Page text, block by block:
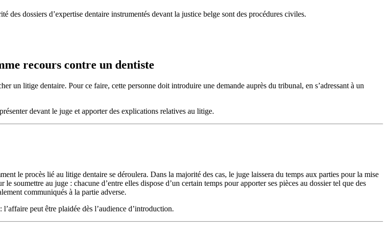
dossiers d’expertise dentaire instrumentés devant la justice belge sont des procédures civiles.
recours contre un dentiste
un litige dentaire. Pour ce faire, cette personne doit introduire une demande auprès du tribunal, en s’adressant à un
devant le juge et apporter des explications relatives au litige.
le procès lié au litige dentaire se déroulera. Dans la majorité des cas, le juge laissera du temps aux parties pour la mise
soumettre au juge : chacune d’entre elles dispose d’un certain temps pour apporter ses pièces au dossier tel que des
communiqués à la partie adverse.
peut être plaidée dès l’audience d’introduction.